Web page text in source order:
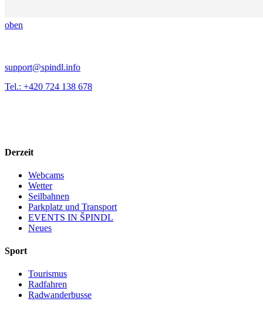
oben
support@spindl.info
Tel.: +420 724 138 678
Derzeit
Webcams
Wetter
Seilbahnen
Parkplatz und Transport
EVENTS IN ŠPINDL
Neues
Sport
Tourismus
Radfahren
Radwanderbusse